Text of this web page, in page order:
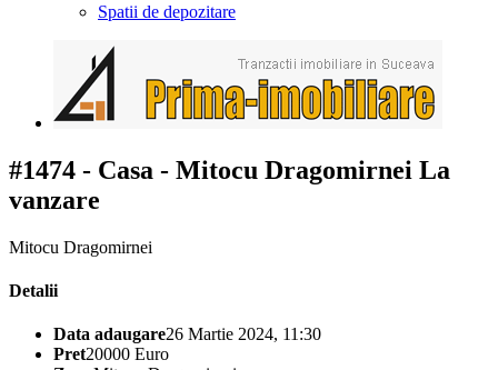
Spatii de depozitare
#1474 - Casa - Mitocu Dragomirnei La
vanzare
Mitocu Dragomirnei
Detalii
Data adaugare26 Martie 2024, 11:30
Pret20000 Euro